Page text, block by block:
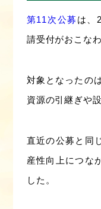
第11次公募 は、
請受付がおこな
対象となったの
資源の引継ぎや
直近の公募と同
産性向上につな
した。